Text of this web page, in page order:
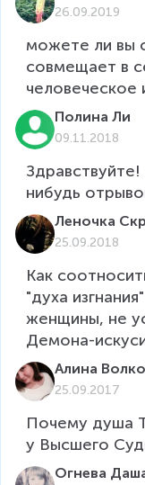
26.09.2019
можете ли вы
совмещает в
Полина Ли
09.11.2018
нибудь
Леночка
25.09.2018
Как
"духа
женщины, не
Демона-
Алина
25.09.2017
Почему душа
у Высшего
Огнева